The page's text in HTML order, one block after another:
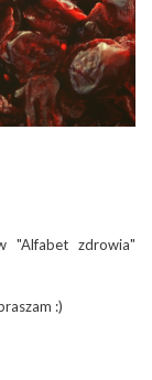
"Alfabet zdrowia"
:)